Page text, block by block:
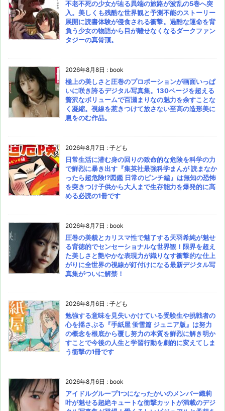
不老不死の少女が辿る異端の旅路が波乱の5巻へ突
入。美しくも残酷な世界観と予測不能のストーリー
展開に読書体験が侵食される衝撃。過酷な運命を背
負う少女の物語から目が離せなくなるダークファン
タジーの真骨頂。
2026年8月8日 : book
極上の美しさと圧巻のプロポーションが画面いっぱ
いに咲き誇るデジタル写真集。130ページを超える
贅沢なボリュームで百瀬まりなの魅力を余すことな
く凝縮。視線を惹きつけて放さない至高の造形美に
息をのむ作品。
2026年8月7日 : 子ども
日常生活に潜む身の回りの致命的な危険を科学の力
で鮮烈に暴き出す『集英社最強科学まんが 読まなか
ったら超危険!?図鑑 日常のピンチ編』は無知の恐怖
を突きつけ子供から大人まで生存能力を爆発的に高
める必読の1冊です
2026年8月7日 : book
圧巻の美貌とカリスマ性で魅了する天羽希純が魅せ
る背徳的でセンセーショナルな世界観！限界を超え
た美しさと艶やかな表現力が織りなす衝撃的な仕上
がりに全世界の視線が釘付けになる最新デジタル写
真集がついに解禁！
2026年8月6日 : 子ども
勉強する意味を見失いかけている受験生や挑戦者の
心を揺さぶる『手紙屋 蛍雪篇 ジュニア版』は努力
の概念を根底から覆し努力の本質を鮮烈に解き明か
すことで今後の人生と学習行動を劇的に変えてしま
う衝撃の1冊です
2026年8月6日 : book
アイドルグループ1つになったかいのメンバー織莉
叶が魅せる超絶キュートな衝撃カットが満載のデジ